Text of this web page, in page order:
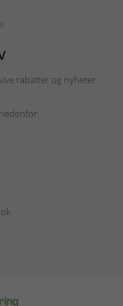
rabatter og nyheter.